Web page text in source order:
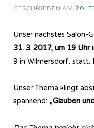
GESCHRIEBEN AM 20.
Unser nächstes Salon-
31. 3. 2017, um 19 Uhr
9 in Wilmersdorf, statt.
Unser Thema klingt
spannend: „Glauben